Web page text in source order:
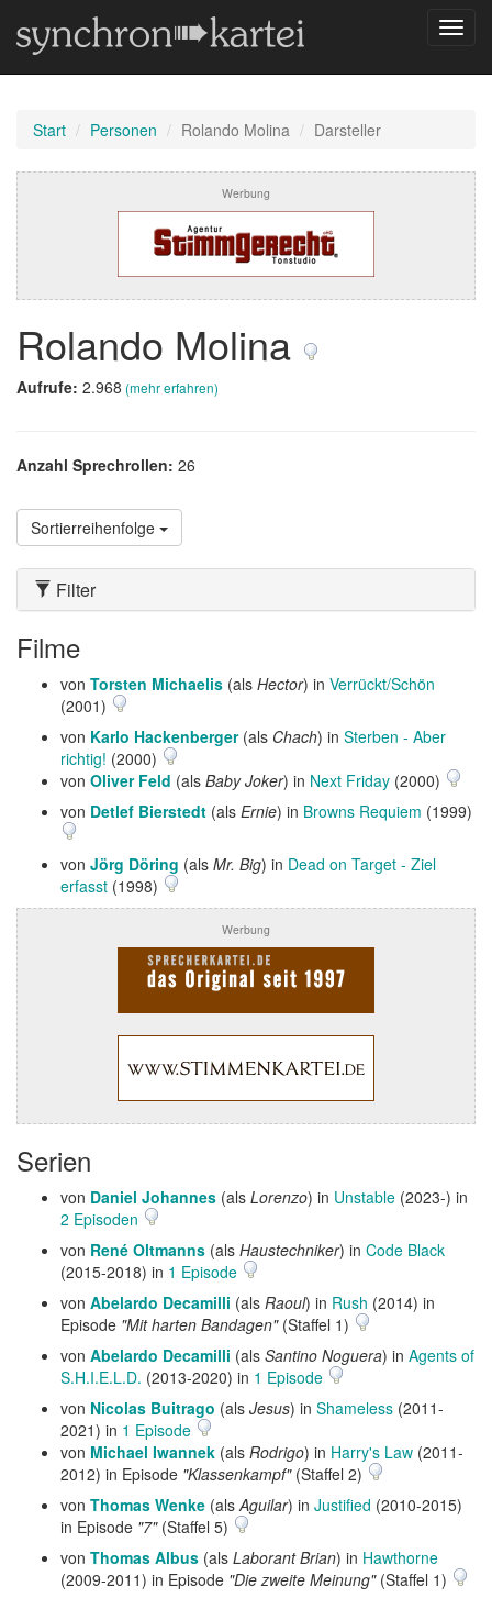
Start Personen Rolando Molina Darsteller
Werbung
Rolando Molina
Aufrufe: 2.968 (mehr erfahren)
Anzahl Sprechrollen: 26
Sortierreihenfolge
Filter
Filme
von Torsten Michaelis (als Hector) in Verrückt/Schön
(2001)
von Karlo Hackenberger(als Chach) in Sterben - Aber
richtig! (2000)
von Oliver Feld (als Baby Joker) in Next Friday (2000)
von Detlef Bierstedt (als Ernie) in Browns Requiem (1999)
von Jörg Döring (als Mr. Big) in Dead on Target - Ziel
erfasst (1998)
Werbung
Serien
von Daniel Johannes (als Lorenzo) in Unstable (2023-) in
2 Episoden
von René Oltmanns (als Haustechniker) in Code Black
(2015-2018) in 1 Episode
von Abelardo Decamilli (als Raoul) in Rush (2014) in
Episode "Mit harten Bandagen"(Staffel 1)
von Abelardo Decamilli (als Santino Noguera) in Agents of
S.H.I.E.L.D. (2013-2020) in 1 Episode
von Nicolas Buitrago (als Jesus) in Shameless (2011-
2021) in 1 Episode
von Michael Iwannek (als Rodrigo) in Harry's Law (2011-
2012) in Episode "Klassenkampf"(Staffel 2)
von Thomas Wenke (alsAguilar) in Justified (2010-2015)
in Episode "7"(Staffel 5)
von Thomas Albus (als Laborant Brian) in Hawthorne
(2009-2011) in Episode "Die zweite Meinung"(Staffel 1)